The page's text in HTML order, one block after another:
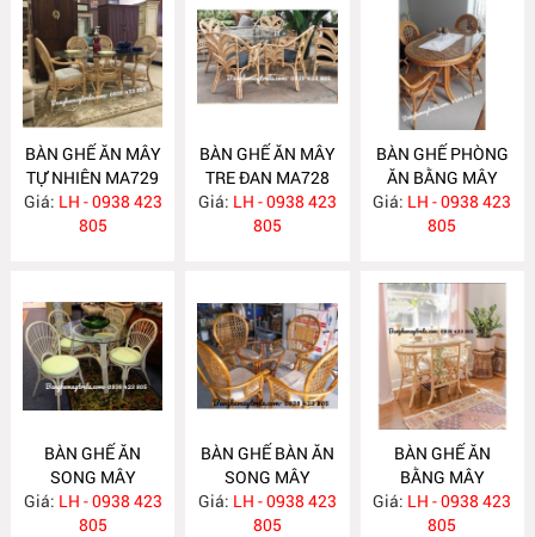
BÀN GHẾ ĂN MÂY
TỰ NHIÊN MA729
Giá: LH - 0938 423
805
BÀN GHẾ ĂN MÂY
TRE ĐAN MA728
Giá: LH - 0938 423
805
BÀN GHẾ PHÒNG
ĂN BẰNG MÂY
MA727
Giá: LH - 0938 423
805
BÀN GHẾ ĂN
SONG MÂY
MA726
Giá: LH - 0938 423
805
BÀN GHẾ BÀN ĂN
SONG MÂY
MA725
Giá: LH - 0938 423
805
BÀN GHẾ ĂN
BẰNG MÂY
MA724
Giá: LH - 0938 423
805